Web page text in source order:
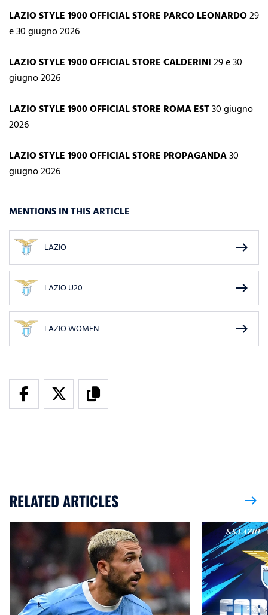
LAZIO STYLE 1900 OFFICIAL STORE PARCO LEONARDO29
e 30 giugno 2026
LAZIO STYLE 1900 OFFICIAL STORE CALDERINI29 e 30
giugno 2026
LAZIO STYLE 1900 OFFICIAL STORE ROMA EST30 giugno
2026
LAZIO STYLE 1900 OFFICIAL STORE PROPAGANDA30
giugno 2026
MENTIONS IN THIS ARTICLE
LAZIO east
LAZIO U20 east
LAZIO WOMEN east
RELATED ARTICLES east